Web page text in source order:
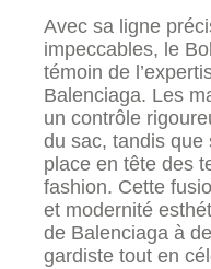
Avec sa ligne
impeccables, le
témoin de
Balenciaga. Les
un contrôle
du sac, tandis que
place en tête des
fashion. Cette
et modernité
de Balenciaga à
gardiste tout en